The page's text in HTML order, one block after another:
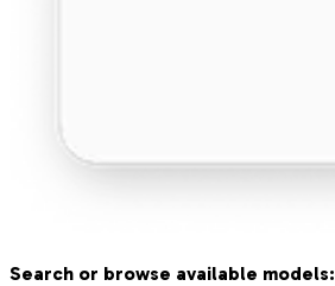
Search or browse available models: